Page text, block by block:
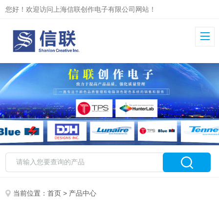
您好！欢迎访问上海信联创作电子有限公司网站！
当前位置：首页 > 产品中心